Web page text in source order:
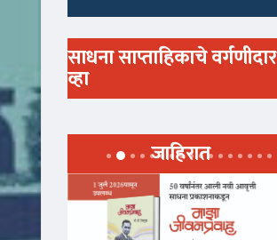
साधना साप्ताहिकाचे वर्गणीदार
व्हा
जाहिरात